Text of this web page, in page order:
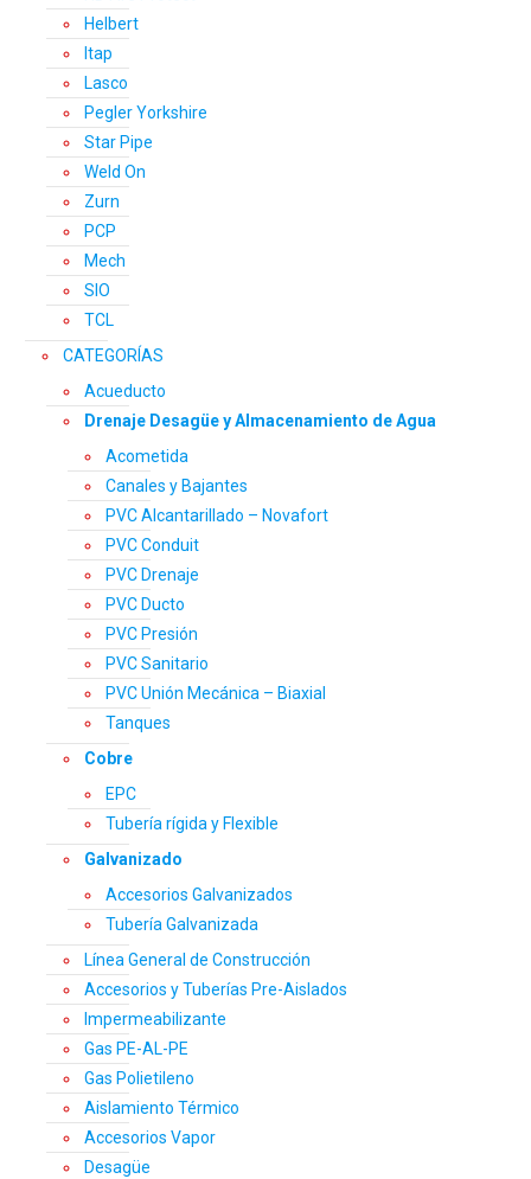
Helbert
Itap
Lasco
Pegler Yorkshire
Star Pipe
Weld On
Zurn
PCP
Mech
SIO
TCL
CATEGORÍAS
Acueducto
Drenaje Desagüe y Almacenamiento de Agua
Acometida
Canales y Bajantes
PVC Alcantarillado – Novafort
PVC Conduit
PVC Drenaje
PVC Ducto
PVC Presión
PVC Sanitario
PVC Unión Mecánica – Biaxial
Tanques
Cobre
EPC
Tubería rígida y Flexible
Galvanizado
Accesorios Galvanizados
Tubería Galvanizada
Línea General de Construcción
Accesorios y Tuberías Pre-Aislados
Impermeabilizante
Gas PE-AL-PE
Gas Polietileno
Aislamiento Térmico
Accesorios Vapor
Desagüe